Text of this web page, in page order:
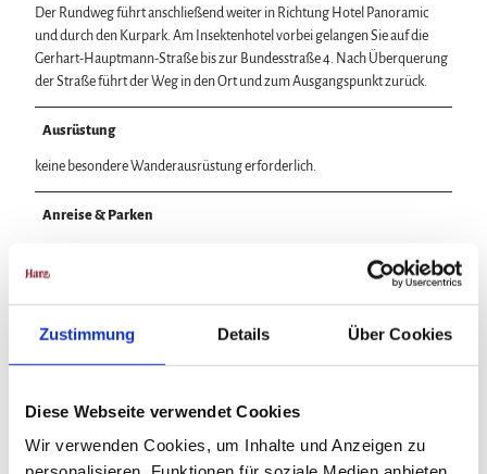
Zustimmung Details Über Cookies
Diese Webseite verwendet Cookies
Wir verwenden Cookies, um Inhalte und Anzeigen zu
Der Rundweg führt anschließend weiter in Richtung Hotel Panoramic
und durch den Kurpark. Am Insektenhotel vorbei gelangen Sie auf die
Gerhart-Hauptmann-Straße bis zur Bundesstraße 4. Nach Überquerung
der Straße führt der Weg in den Ort und zum Ausgangspunkt zurück.
Ausrüstung
keine besondere Wanderausrüstung erforderlich.
Anreise & Parken
Hohegeiß ist erreichbar über die B4, Braunlage – Nordhausen, bzw. über
Öffentliche Verkehrsmittel
Buslinie 470 VSN von Braunlage (hier treffen sich diverse Buslinien) nach